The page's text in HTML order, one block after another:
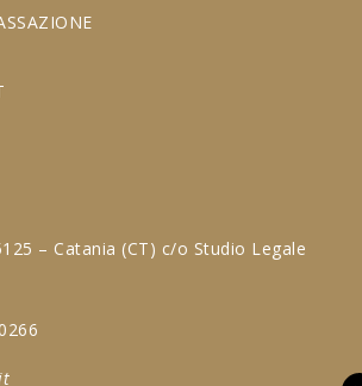
– Catania (CT) c/o Studio Legale